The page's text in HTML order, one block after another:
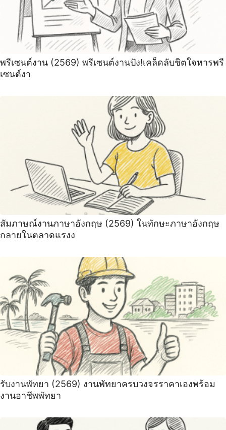
พรีเซนต์งาน (2569) พรีเซนต์งานปัง!เคล็ดลับชิตใจหารพรี
เซนต์งา
สัมภาษณ์งานภาษาอังกฤษ (2569) ในทักษะภาษาอังกฤษ
กลายในตลาดแรงง
รับงานพัทยา (2569) ️งานพัทยาครบวงจรราคาเองพร้อม
งานอาชีพพัทยา